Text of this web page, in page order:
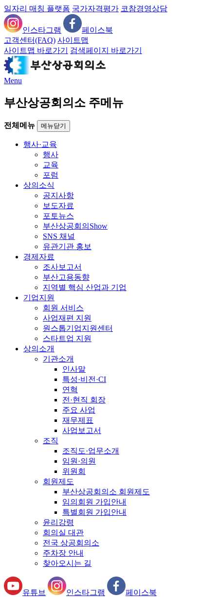
일자리 매칭 플랫폼 국가자격평가 코참경영상담
인스타그램
페이스북
고객센터(FAQ) 사이트맵
사이트맵 바로가기
검색페이지 바로가기
Menu
부산상공회의소 주메뉴
전체메뉴 메뉴닫기
행사·교육
행사
교육
포럼
상의소식
공지사항
보도자료
포토뉴스
부산상공회의Show
SNS 채널
유관기관 홍보
경제자료
조사보고서
부산고용동향
지역별 핵심 산업과 기업
기업지원
회원 서비스
사업재편 지원
원스톱기업지원센터
스타트업 지원
상의소개
기관소개
인사말
특성·비전·CI
연혁
전·현직 회장
주요 사업
재무제표
사업보고서
조직
조직도·업무소개
임원·의원
위원회
회원제도
부산상공회의소 회원제도
임의회원 가입안내
특별회원 가입안내
윤리강령
회의실 대관
전국 상공회의소
주차장 안내
찾아오시는 길
유튜브 인스타그램
페이스북